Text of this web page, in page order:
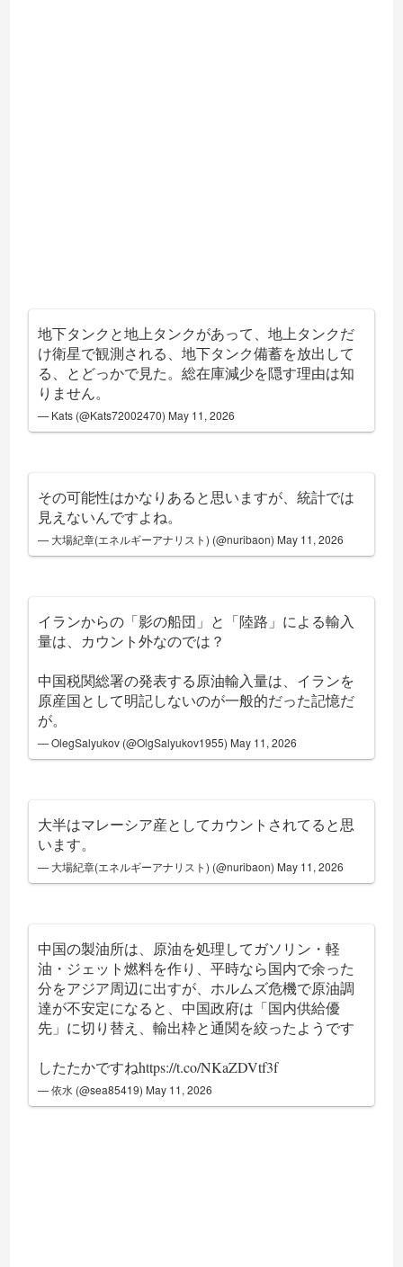
地下タンクと地上タンクがあって、地上タンクだ
け衛星で観測される、地下タンク備蓄を放出して
る、とどっかで見た。総在庫減少を隠す理由は知
りません。
— Kats (@Kats72002470) May 11, 2026
その可能性はかなりあると思いますが、統計では
見えないんですよね。
— 大場紀章(エネルギーアナリスト) (@nuribaon) May 11, 2026
イランからの「影の船団」と「陸路」による輸入
量は、カウント外なのでは？
中国税関総署の発表する原油輸入量は、イランを
原産国として明記しないのが一般的だった記憶だ
が。
— OlegSalyukov (@OlgSalyukov1955) May 11, 2026
大半はマレーシア産としてカウントされてると思
います。
— 大場紀章(エネルギーアナリスト) (@nuribaon) May 11, 2026
中国の製油所は、原油を処理してガソリン・軽
油・ジェット燃料を作り、平時なら国内で余った
分をアジア周辺に出すが、ホルムズ危機で原油調
達が不安定になると、中国政府は「国内供給優
先」に切り替え、輸出枠と通関を絞ったようです
したたかですねhttps://t.co/NKaZDVtf3f
— 依水 (@sea85419) May 11, 2026